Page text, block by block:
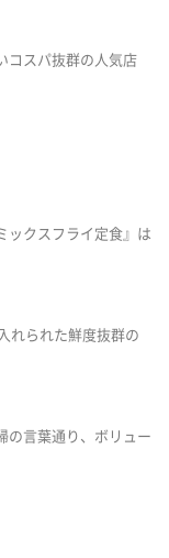
コスパ抜群の人気店
ックスフライ定食』は
れられた鮮度抜群の
の言葉通り、ボリュー